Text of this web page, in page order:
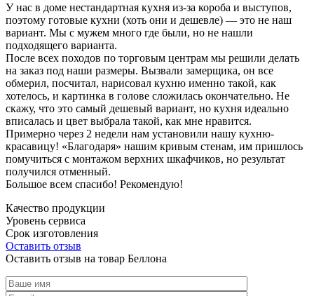
У нас в доме нестандартная кухня из-за короба и выступов,
поэтому готовые кухни (хоть они и дешевле) — это не наш
вариант. Мы с мужем много где были, но не нашли
подходящего варианта.
После всех походов по торговым центрам мы решили делать
на заказ под наши размеры. Вызвали замерщика, он все
обмерил, посчитал, нарисовал кухню именно такой, как
хотелось, и картинка в голове сложилась окончательно. Не
скажу, что это самый дешевый вариант, но кухня идеально
вписалась и цвет выбрала такой, как мне нравится.
Примерно через 2 недели нам установили нашу кухню-
красавицу! «Благодаря» нашим кривым стенам, им пришлось
помучиться с монтажом верхних шкафчиков, но результат
получился отменный.
Большое всем спасибо! Рекомендую!
Качество продукции
Уровень сервиса
Срок изготовления
Оставить отзыв
Оставить отзыв на товар Беллона